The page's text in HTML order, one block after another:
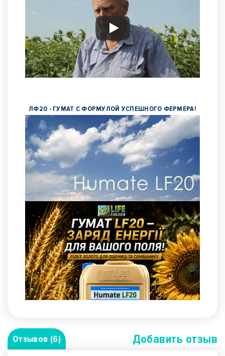
ЛФ20 - ГУМАТ С ФОРМУЛОЙ УСПЕШНОГО ФЕРМЕРА!
ПРОВЕРЕНО ИСПЫТАНИЯМИ ВО ВСЕХ ОБЛАСТЯХ
Отзывов (6) Добавить отзыв